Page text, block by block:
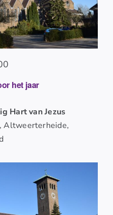
het jaar
Hart van Jezus
Altweerterheide,